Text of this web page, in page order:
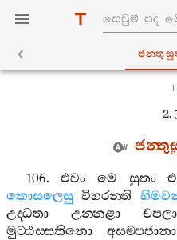
2.
106.එවං මෙ සුතං
කොසලෙසු විහරන‍්ති
උද‍්ධතා උන‍්නළා චපලා
මුට‍්ඨස‍්සතිනො
අසම‍්පජානා